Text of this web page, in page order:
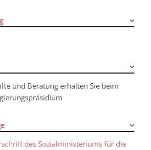
und Beratung erhalten Sie beim
des Sozialministeriums für die